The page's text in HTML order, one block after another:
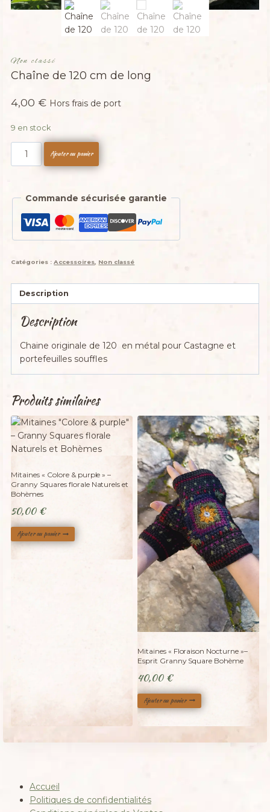
Non classé
Chaîne de 120 cm de long
4,00 € Hors frais de port
9 en stock
quantité
120
cm
de
long
Ajouter au panier
Commande sécurisée garantie
Catégories :Accessoires Non classé
Description
Description
Chaine originale de 120 en métal pour Castagne et
portefeuilles souffles
Produits similaires
Mitaines « Colore & purple » –
Granny Squares florale Naturels et
Bohèmes
50,00 €
Ajouter au panier
Mitaines « Floraison Nocturne »–
Esprit Granny Square Bohème
40,00 €
Ajouter au panier
Accueil
Politiques de confidentialités